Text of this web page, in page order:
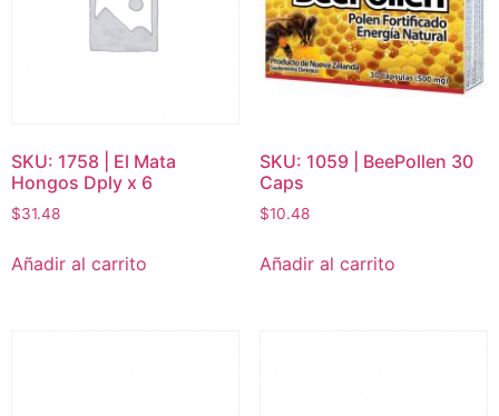
SKU: 1758 | El Mata
Hongos Dply x 6
$31.48
Añadir al carrito
SKU: 1059 | BeePollen 30
Caps
$10.48
Añadir al carrito